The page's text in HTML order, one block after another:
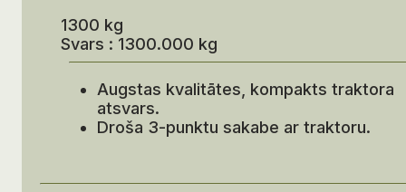
1300 kg
Svars : 1300.000 kg
Augstas kvalitātes, kompakts traktora
atsvars.
Droša 3-punktu sakabe ar traktoru.